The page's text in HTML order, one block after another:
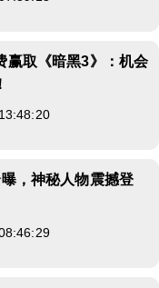
赢取《暗黑3》：机会
，神秘人物震撼登